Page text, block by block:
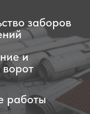
работы
и
ворот
заборов